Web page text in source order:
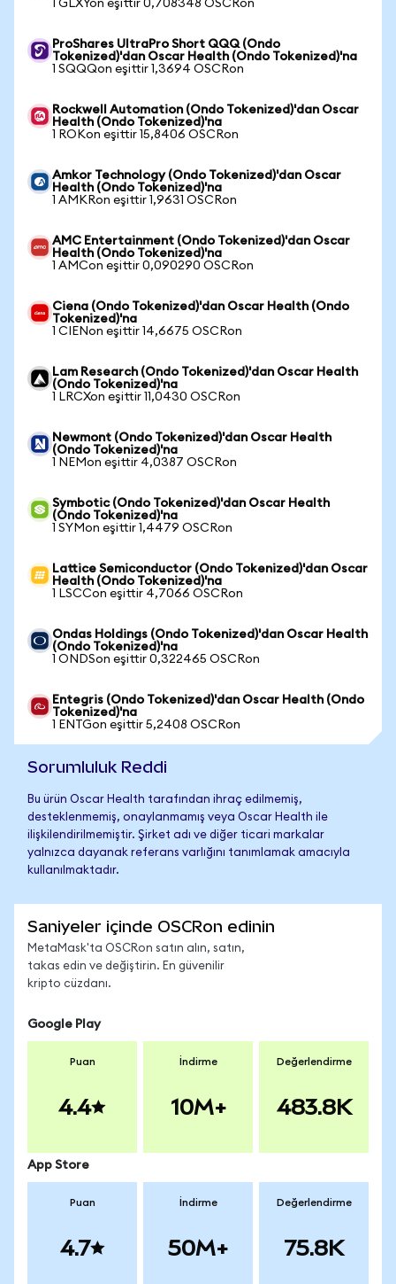
1 GLXYon eşittir 0,708348 OSCRon
ProShares UltraPro Short QQQ (Ondo
Tokenized)'dan Oscar Health (Ondo Tokenized)'na
1 SQQQon eşittir 1,3694 OSCRon
Rockwell Automation (Ondo Tokenized)'dan Oscar
Health (Ondo Tokenized)'na
1 ROKon eşittir 15,8406 OSCRon
Amkor Technology (Ondo Tokenized)'dan Oscar
Health (Ondo Tokenized)'na
1 AMKRon eşittir 1,9631 OSCRon
AMC Entertainment (Ondo Tokenized)'dan Oscar
Health (Ondo Tokenized)'na
1 AMCon eşittir 0,090290 OSCRon
Ciena (Ondo Tokenized)'dan Oscar Health (Ondo
Tokenized)'na
1 CIENon eşittir 14,6675 OSCRon
Lam Research (Ondo Tokenized)'dan Oscar Health
(Ondo Tokenized)'na
1 LRCXon eşittir 11,0430 OSCRon
Newmont (Ondo Tokenized)'dan Oscar Health
(Ondo Tokenized)'na
1 NEMon eşittir 4,0387 OSCRon
Symbotic (Ondo Tokenized)'dan Oscar Health
(Ondo Tokenized)'na
1 SYMon eşittir 1,4479 OSCRon
Lattice Semiconductor (Ondo Tokenized)'dan Oscar
Health (Ondo Tokenized)'na
1 LSCCon eşittir 4,7066 OSCRon
Ondas Holdings (Ondo Tokenized)'dan Oscar Health
(Ondo Tokenized)'na
1 ONDSon eşittir 0,322465 OSCRon
Entegris (Ondo Tokenized)'dan Oscar Health (Ondo
Tokenized)'na
1 ENTGon eşittir 5,2408 OSCRon
Sorumluluk Reddi
Bu ürün Oscar Health tarafından ihraç edilmemiş,
desteklenmemiş, onaylanmamış veya Oscar Health ile
ilişkilendirilmemiştir. Şirket adı ve diğer ticari markalar
yalnızca dayanak referans varlığını tanımlamak amacıyla
kullanılmaktadır.
Saniyeler içinde OSCRon edinin
MetaMask'ta OSCRon satın alın, satın,
takas edin ve değiştirin. En güvenilir
kripto cüzdanı.
Google Play
Puan
4.4
İndirme
10M+
Değerlendirme
483.8K
App Store
Puan
4.7
İndirme
50M+
Değerlendirme
75.8K